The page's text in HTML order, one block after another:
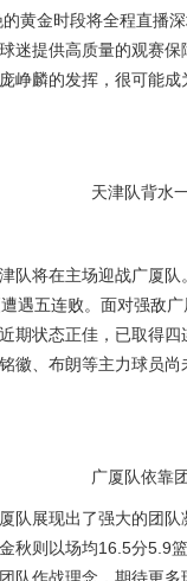
黄金时段将全程直播
迷提供高质量的观赛
峥麟的发挥，很可能成
天津队背水
队将在主场迎战广厦
遇五连败。面对强敌
期状态正佳，已取得
徽、布朗等主力球员尚
广厦队依靠
队展现出了强大的团
秋则以场均16.5分5.9
队作战理念，期待更